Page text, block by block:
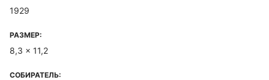
1929
РАЗМЕР:
8,3 x 11,2
СОБИРАТЕЛЬ: